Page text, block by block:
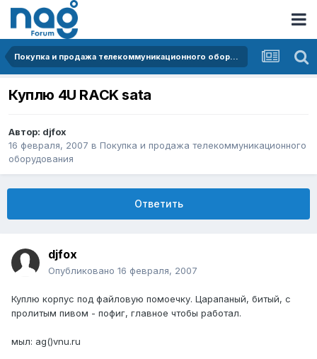
Покупка и продажа телекоммуникационного оборудования
Куплю 4U RACK sata
Автор: djfox
16 февраля, 2007 в Покупка и продажа телекоммуникационного
оборудования
Ответить
djfox
Опубликовано 16 февраля, 2007
Куплю корпус под файловую помоечку. Царапаный, битый, с
пролитым пивом - пофиг, главное чтобы работал.
мыл: ag()vnu.ru